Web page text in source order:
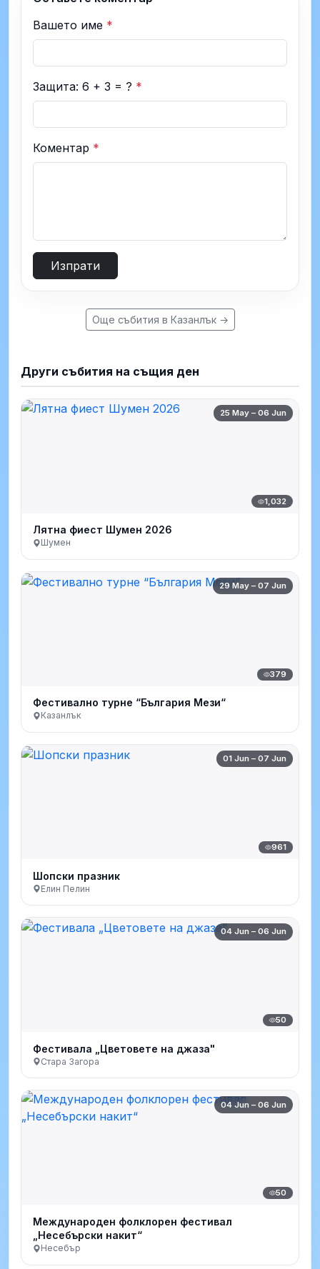
Вашето име *
Защита: 6 + 3 = ? *
Коментар *
Изпрати
Още събития в Казанлък →
Други събития на същия ден
25 May – 06 Jun
1,032
Лятна фиест Шумен 2026
Шумен
29 May – 07 Jun
379
Фестивално турне “България Мези“
Казанлък
01 Jun – 07 Jun
961
Шопски празник
Елин Пелин
04 Jun – 06 Jun
50
Фестивала „Цветовете на джаза"
Стара Загора
04 Jun – 06 Jun
50
Международен фолклорен фестивал
„Несебърски накит“
Несебър